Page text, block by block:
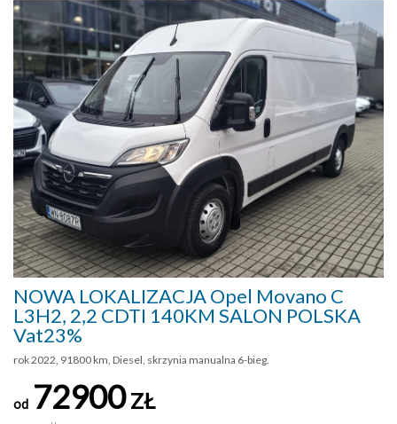
NOWA LOKALIZACJA Opel Movano C
L3H2, 2,2 CDTI 140KM SALON POLSKA
Vat23%
rok 2022, 91800 km, Diesel, skrzynia manualna 6-bieg.
od 72900ZŁ